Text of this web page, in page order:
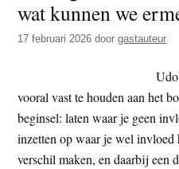
t
e
e
s
e
wat kunnen we
17 februari 2026 doorgastauteur
vooral vast te houden aan het
beginsel: laten waar je geen
inzetten op waar je wel invloed
verschil maken, en daarbij een